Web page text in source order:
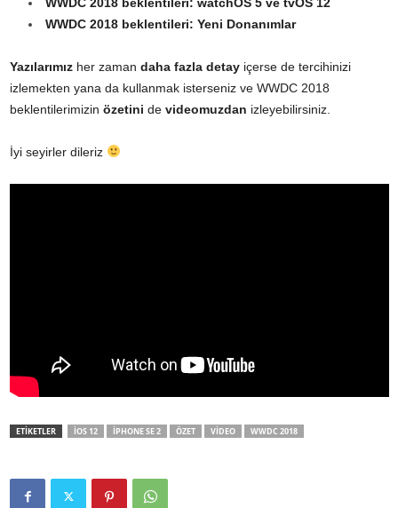
WWDC 2018 beklentileri: Yeni Donanımlar
Yazılarımız her zaman daha fazla detay içerse de tercihinizi
izlemekten yana da kullanmak isterseniz ve WWDC 2018
beklentilerimizin özetini de videomuzdan izleyebilirsiniz.
İyi seyirler dileriz
ETİKETLER IOS 12 IPHONE SE 2 ÖZET VIDEO WWDC 2018